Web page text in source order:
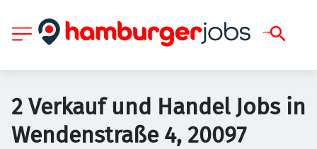
2 Verkauf und Handel Jobs in
Wendenstraße 4, 20097